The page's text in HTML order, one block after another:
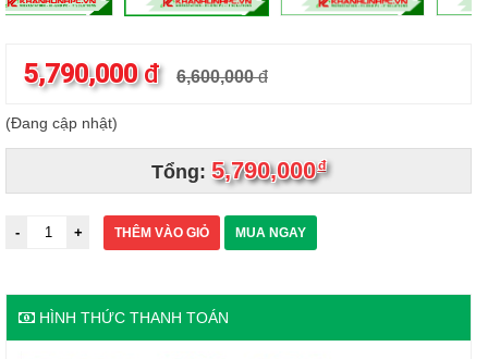
5,790,000đ 6,600,000đ
(Đang cập nhật)
Tổng: 5,790,000đ
THÊM VÀO GIỎ MUA NGAY
HÌNH THỨC THANH TOÁN